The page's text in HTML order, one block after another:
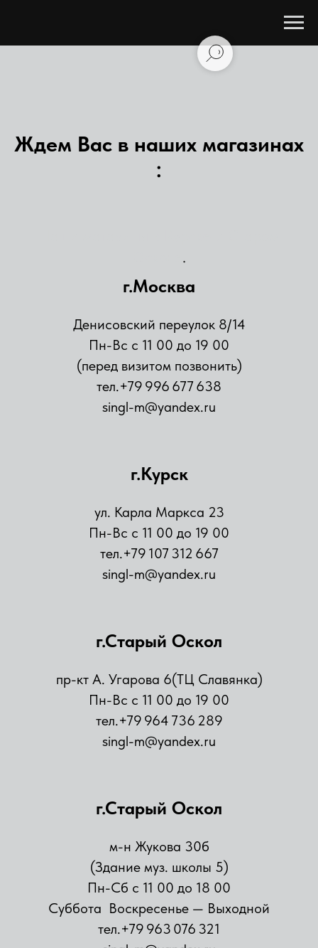
Ждем Вас в наших магазинах
:
.
г.Москва
Денисовский переулок 8/14
Пн-Вс с 11 00 до 19 00
(перед визитом позвонить)
тел.+79 996 677 638
singl-m@yandex.ru
г.Курск
ул. Карла Маркса 23
Пн-Вс с 11 00 до 19 00
тел.+79 107 312 667
singl-m@yandex.ru
г.Старый Оскол
пр-кт А. Угарова 6(ТЦ Славянка)
Пн-Вс с 11 00 до 19 00
тел.+79 964 736 289
singl-m@yandex.ru
г.Старый Оскол
м-н Жукова 30б
(Здание муз. школы 5)
Пн-Сб с 11 00 до 18 00
Суббота Воскресенье — Выходной
тел.+79 963 076 321